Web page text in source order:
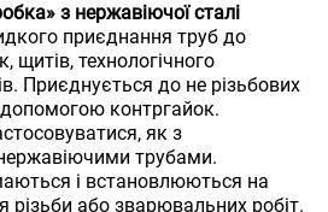
з нержавіючої сталі
приєднання труб до
щитів, технологічного
Приєднується до не різьбових
допомогою контргайок.
як з
трубами.
і встановлюються на
різьби або зварювальних робіт.